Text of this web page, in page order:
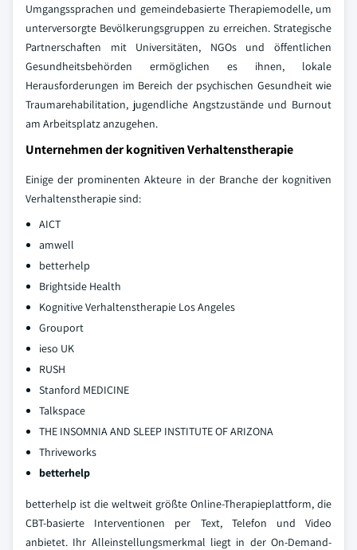
Umgangssprachen und gemeindebasierte Therapiemodelle, um
unterversorgte Bevölkerungsgruppen zu erreichen. Strategische
Partnerschaften mit Universitäten, NGOs und öffentlichen
Gesundheitsbehörden ermöglichen es ihnen, lokale
Herausforderungen im Bereich der psychischen Gesundheit wie
Traumarehabilitation, jugendliche Angstzustände und Burnout
am Arbeitsplatz anzugehen.
Unternehmen der kognitiven Verhaltenstherapie
Einige der prominenten Akteure in der Branche der kognitiven
Verhaltenstherapie sind:
AICT
amwell
betterhelp
Brightside Health
Kognitive Verhaltenstherapie Los Angeles
Grouport
ieso UK
RUSH
Stanford MEDICINE
Talkspace
THE INSOMNIA AND SLEEP INSTITUTE OF ARIZONA
Thriveworks
betterhelp
betterhelp ist die weltweit größte Online-Therapieplattform, die
CBT-basierte Interventionen per Text, Telefon und Video
anbietet. Ihr Alleinstellungsmerkmal liegt in der On-Demand-